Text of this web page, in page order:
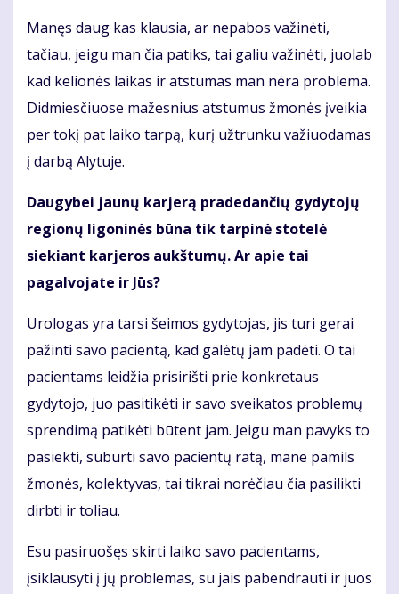
Manęs daug kas klausia, ar nepabos važinėti,
tačiau, jeigu man čia patiks, tai galiu važinėti, juolab
kad kelionės laikas ir atstumas man nėra problema.
Didmiesčiuose mažesnius atstumus žmonės įveikia
per tokį pat laiko tarpą, kurį užtrunku važiuodamas
į darbą Alytuje.
Daugybei jaunų karjerą pradedančių gydytojų
regionų ligoninės būna tik tarpinė stotelė
siekiant karjeros aukštumų. Ar apie tai
pagalvojate ir Jūs?
Urologas yra tarsi šeimos gydytojas, jis turi gerai
pažinti savo pacientą, kad galėtų jam padėti. O tai
pacientams leidžia prisirišti prie konkretaus
gydytojo, juo pasitikėti ir savo sveikatos problemų
sprendimą patikėti būtent jam. Jeigu man pavyks to
pasiekti, suburti savo pacientų ratą, mane pamils
žmonės, kolektyvas, tai tikrai norėčiau čia pasilikti
dirbti ir toliau.
Esu pasiruošęs skirti laiko savo pacientams,
įsiklausyti į jų problemas, su jais pabendrauti ir juos